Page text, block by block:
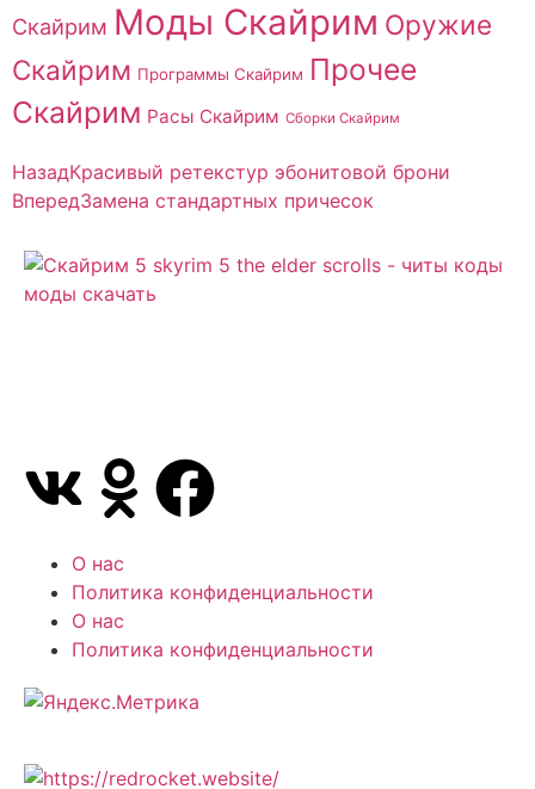
Скайрим Моды Скайрим Оружие
Скайрим Программы Скайрим Прочее
Скайрим Расы Скайрим Сборки Скайрим
НазадКрасивый ретекстур эбонитовой брони
ВпередЗамена стандартных причесок
О нас
Политика конфиденциальности
О нас
Политика конфиденциальности